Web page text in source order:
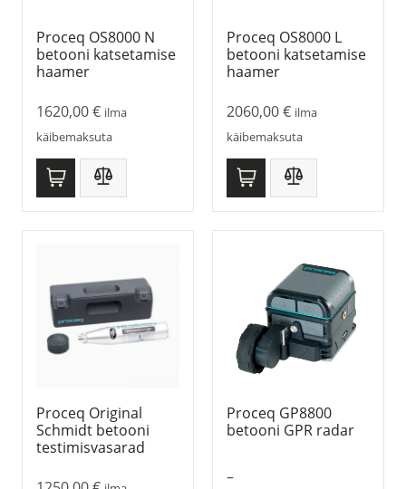
Proceq OS8000 N
betooni katsetamise
haamer
1620,00€ ilma
käibemaksuta
Proceq OS8000 L
betooni katsetamise
haamer
2060,00€ ilma
käibemaksuta
Proceq Original
Schmidt betooni
testimisvasarad
Proceq GP8800
betooni GPR radar
–